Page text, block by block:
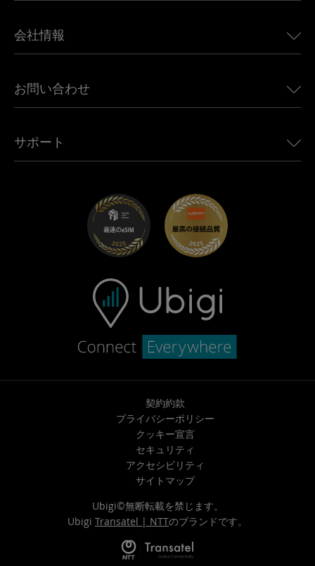
カナダ向けeSIM
アフリカ向けeSIM
すべての目的地を見る
Land Rover向けUbigi
Jeep向けUbigi
Mini向けUbigi
Maserati向けUbigi
会社情報
Ubigi関連プレス
Ubigiアプリ
お問い合わせ
アフェリエイトプログラム
サポート
トラブルシューティング
ヘルプセンター
お問い合わせ先
契約約款
プライバシーポリシー
クッキー宣言
セキュリティ
アクセシビリティ
サイトマップ
Ubigi©無断転載を禁じます。
Ubigi Transatel | NTTのブランドです。